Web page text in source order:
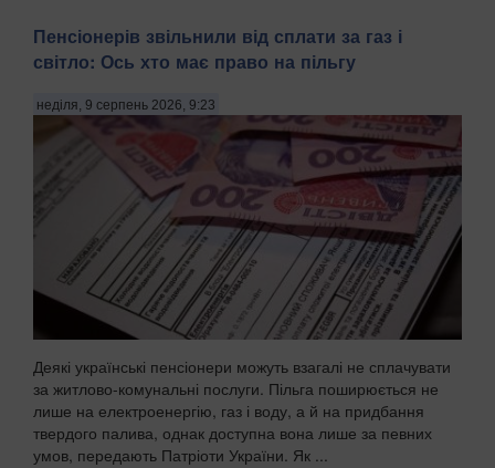
Пенсіонерів звільнили від сплати за газ і
світло: Ось хто має право на пільгу
неділя, 9 серпень 2026, 9:23
Деякі українські пенсіонери можуть взагалі не сплачувати
за житлово-комунальні послуги. Пільга поширюється не
лише на електроенергію, газ і воду, а й на придбання
твердого палива, однак доступна вона лише за певних
умов, передають Патріоти України. Як ...